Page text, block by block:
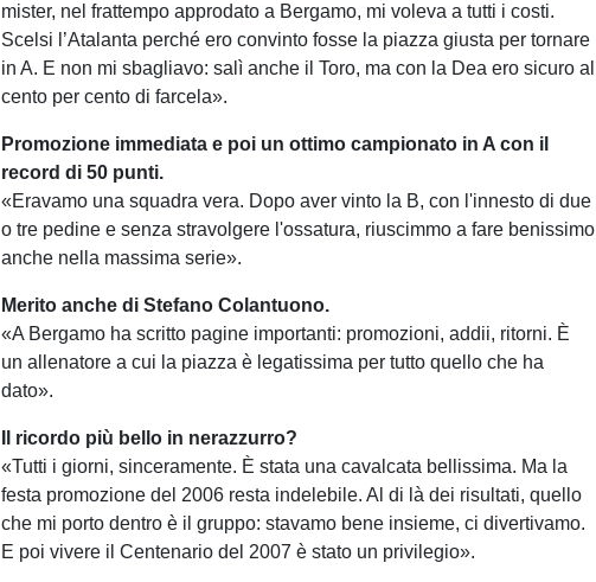
mister, nel frattempo approdato a Bergamo, mi voleva a tutti i costi.
Scelsi l’Atalanta perché ero convinto fosse la piazza giusta per tornare
in A. E non mi sbagliavo: salì anche il Toro, ma con la Dea ero sicuro al
cento per cento di farcela».
Promozione immediata e poi un ottimo campionato in A con il
record di 50 punti.
«Eravamo una squadra vera. Dopo aver vinto la B, con l'innesto di due
o tre pedine e senza stravolgere l'ossatura, riuscimmo a fare benissimo
anche nella massima serie».
Merito anche di Stefano Colantuono.
«A Bergamo ha scritto pagine importanti: promozioni, addii, ritorni. È
un allenatore a cui la piazza è legatissima per tutto quello che ha
dato».
Il ricordo più bello in nerazzurro?
«Tutti i giorni, sinceramente. È stata una cavalcata bellissima. Ma la
festa promozione del 2006 resta indelebile. Al di là dei risultati, quello
che mi porto dentro è il gruppo: stavamo bene insieme, ci divertivamo.
E poi vivere il Centenario del 2007 è stato un privilegio».